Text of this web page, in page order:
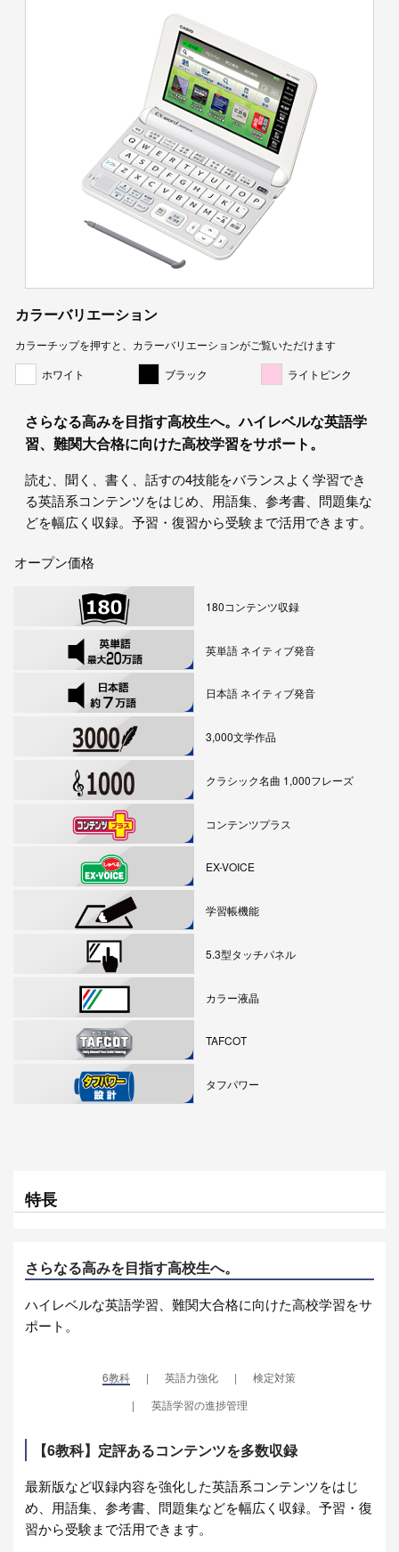
カラーバリエーション
カラーチップを押すと、カラーバリエーションがご覧いただけます
ホワイト
ブラック ライトピンク
さらなる高みを目指す高校生へ。ハイレベルな英語学
習、難関大合格に向けた高校学習をサポート。
読む、聞く、書く、話すの4技能をバランスよく学習でき
る英語系コンテンツをはじめ、用語集、参考書、問題集な
どを幅広く収録。予習・復習から受験まで活用できます。
オープン価格
180コンテンツ収録
英単語 ネイティブ発音
日本語 ネイティブ発音
3,000文学作品
クラシック名曲 1,000フレーズ
コンテンツプラス
EX-VOICE
学習帳機能
5.3型タッチパネル
カラー液晶
TAFCOT
タフパワー
特長
さらなる高みを目指す高校生へ。
ハイレベルな英語学習、難関大合格に向けた高校学習をサ
ポート。
6教科 英語力強化
検定対策
英語学習の進捗管理
【6教科】定評あるコンテンツを多数収録
最新版など収録内容を強化した英語系コンテンツをはじ
め、用語集、参考書、問題集などを幅広く収録。予習・復
習から受験まで活用できます。